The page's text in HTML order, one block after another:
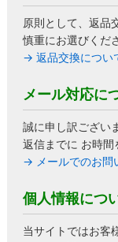
原則として、返品
慎重にお選びくだ
→ 返品交換につい
メール対応に
誠に申し訳ござい
返信までに お時間
→ メールでのお問
個人情報につ
当サイトではお客